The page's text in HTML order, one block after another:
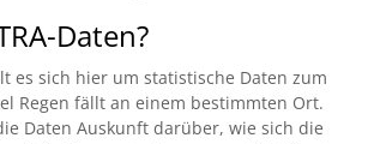
Daten?
es sich hier um statistische Daten zum
Regen fällt an einem bestimmten Ort.
Daten Auskunft darüber, wie sich die